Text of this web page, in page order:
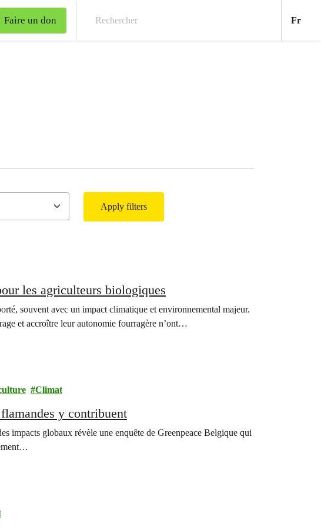
Faire un don Fr
Apply filters
les agriculteurs biologiques
souvent avec un impact climatique et environnemental majeur.
et accroître leur autonomie fourragère n’ont…
Climat
y contribuent
impacts globaux révèle une enquête de Greenpeace Belgique qui